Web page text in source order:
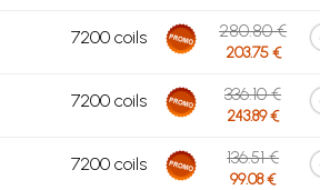
7200 coils 280.80 €
203.75 €
7200 coils 336.10 €
243.89 €
7200 coils 136.51 €
99.08 €